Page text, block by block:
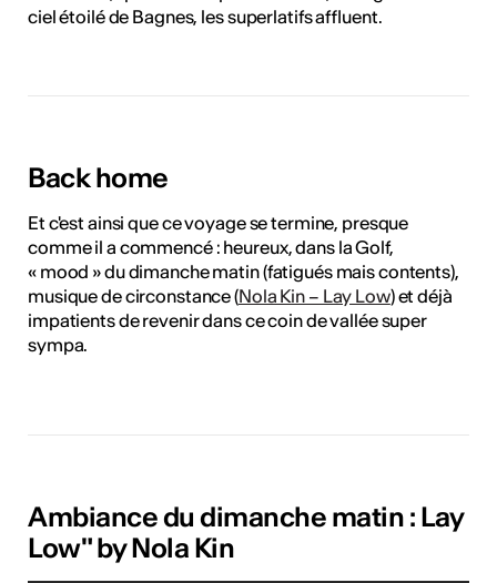
ciel étoilé de Bagnes, les superlatifs affluent.
Back home
Et c'est ainsi que ce voyage se termine, presque
comme il a commencé : heureux, dans la Golf,
« mood » du dimanche matin (fatigués mais contents),
musique de circonstance (Nola Kin – Lay Low) et déjà
impatients de revenir dans ce coin de vallée super
sympa.
Ambiance du dimanche matin : Lay
Low" by Nola Kin